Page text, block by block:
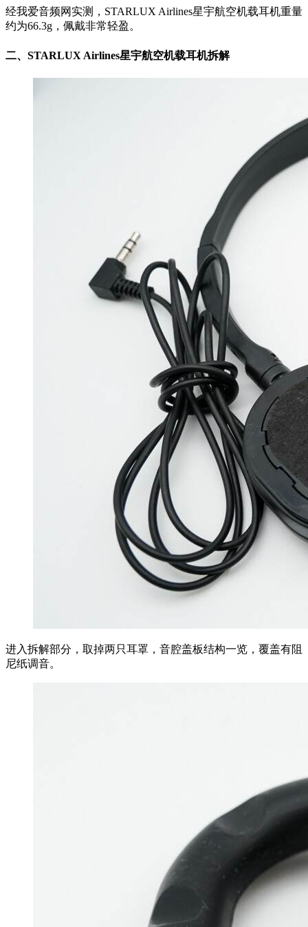
经我爱音频网实测，STARLUX Airlines星宇航空机载耳机重量
约为66.3g，佩戴非常轻盈。
二、 STARLUX Airlines星宇航空机载耳机拆解
进入拆解部分，取掉两只耳罩，音腔盖板结构一览，覆盖有阻
尼纸调音。